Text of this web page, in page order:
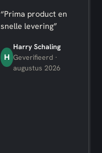
“Prima product en
snelle levering”
H
Harry Schaling
Geverifieerd ·
augustus 2026